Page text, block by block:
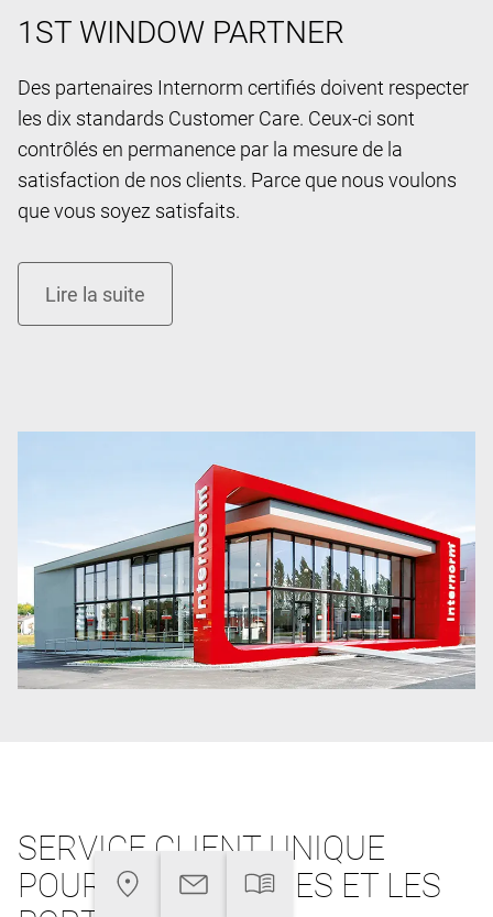
1ST WINDOW PARTNER
Des partenaires Internorm certifiés doivent respecter
les dix standards Customer Care. Ceux-ci sont
contrôlés en permanence par la mesure de la
satisfaction de nos clients. Parce que nous voulons
que vous soyez satisfaits.
SERVICE CLIENT UNIQUE
POUR LES FENÊTRES ET LES